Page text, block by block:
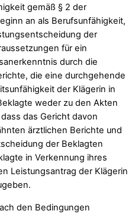
gemäß § 2 der
an als Berufsunfähigkeit,
der
für ein
durch die
die eine durchgehende
der Klägerin in
weder zu den Akten
das Gericht davon
ärztlichen Berichte und
der Beklagten
in Verkennung ihres
Leistungsantrag der Klägerin
den Bedingungen